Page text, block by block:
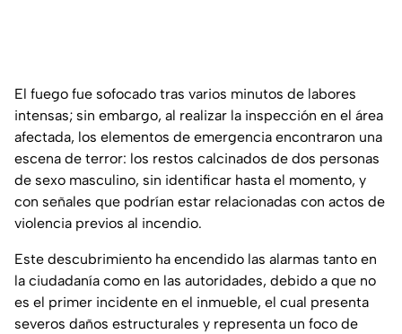
El fuego fue sofocado tras varios minutos de labores
intensas; sin embargo, al realizar la inspección en el área
afectada, los elementos de emergencia encontraron una
escena de terror: los restos calcinados de dos personas
de sexo masculino, sin identificar hasta el momento, y
con señales que podrían estar relacionadas con actos de
violencia previos al incendio.
Este descubrimiento ha encendido las alarmas tanto en
la ciudadanía como en las autoridades, debido a que no
es el primer incidente en el inmueble, el cual presenta
severos daños estructurales y representa un foco de